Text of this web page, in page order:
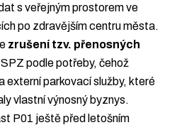
s veřejným prostorem ve
po zdravějším centru města.
zrušení tzv. přenosných
podle potřeby, čehož
externí parkovací služby, které
vlastní výnosný byznys.
P01 ještě před letošním